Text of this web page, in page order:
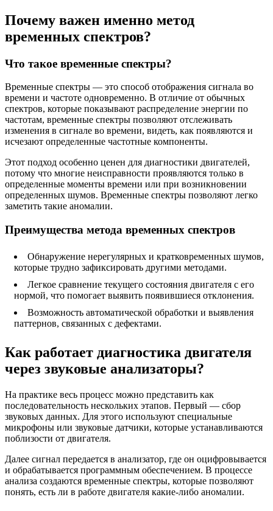
Почему важен именно метод
временных спектров?
Что такое временные спектры?
Временные спектры — это способ отображения сигнала во
времени и частоте одновременно. В отличие от обычных
спектров, которые показывают распределение энергии по
частотам, временные спектры позволяют отслеживать
изменения в сигнале во времени, видеть, как появляются и
исчезают определенные частотные компоненты.
Этот подход особенно ценен для диагностики двигателей,
потому что многие неисправности проявляются только в
определенные моменты времени или при возникновении
определенных шумов. Временные спектры позволяют легко
заметить такие аномалии.
Преимущества метода временных спектров
Обнаружение нерегулярных и кратковременных шумов,
которые трудно зафиксировать другими методами.
Легкое сравнение текущего состояния двигателя с его
нормой, что помогает выявить появившиеся отклонения.
Возможность автоматической обработки и выявления
паттернов, связанных с дефектами.
Как работает диагностика двигателя
через звуковые анализаторы?
На практике весь процесс можно представить как
последовательность нескольких этапов. Первый — сбор
звуковых данных. Для этого используют специальные
микрофоны или звуковые датчики, которые устанавливаются
поблизости от двигателя.
Далее сигнал передается в анализатор, где он оцифровывается
и обрабатывается программным обеспечением. В процессе
анализа создаются временные спектры, которые позволяют
понять, есть ли в работе двигателя какие-либо аномалии.